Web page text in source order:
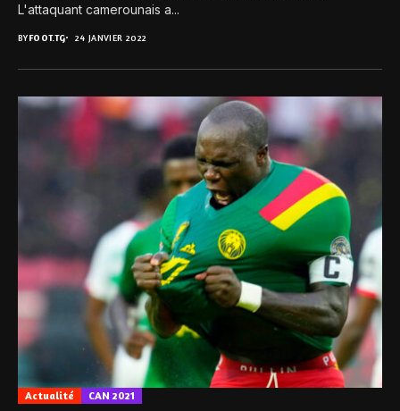
L'attaquant camerounais a...
BYFOOT.TG 24 JANVIER 2022
Actualité CAN 2021